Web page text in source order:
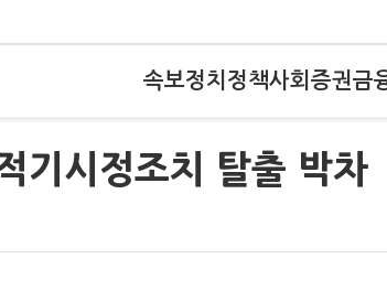
속보정치 정책사회 증권금
기시정조치 탈출 박차